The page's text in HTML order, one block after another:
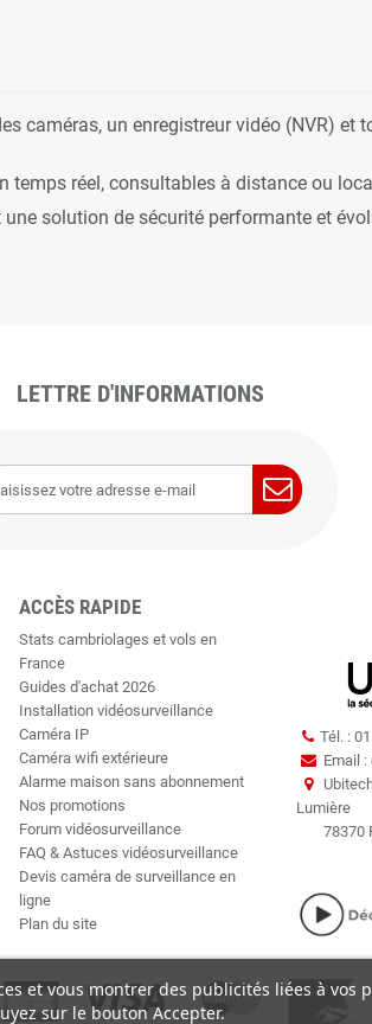
caméras, un enregistreur vidéo (NVR) et
temps réel, consultables à distance ou
solution de sécurité performante et
LETTRE D'INFORMATIONS
ACCÈS RAPIDE
Stats cambriolages et vols en
France
Guides d'achat 2026
Installation vidéosurveillance
Caméra IP
Caméra wifi extérieure
Alarme maison sans abonnement
Nos promotions
Forum vidéosurveillance
FAQ & Astuces vidéosurveillance
Devis caméra de surveillance en
ligne
Plan du site
Tél. :
Email
Lumière
78370
et vous montrer des publicités liées à vos
sur le bouton Accepter.